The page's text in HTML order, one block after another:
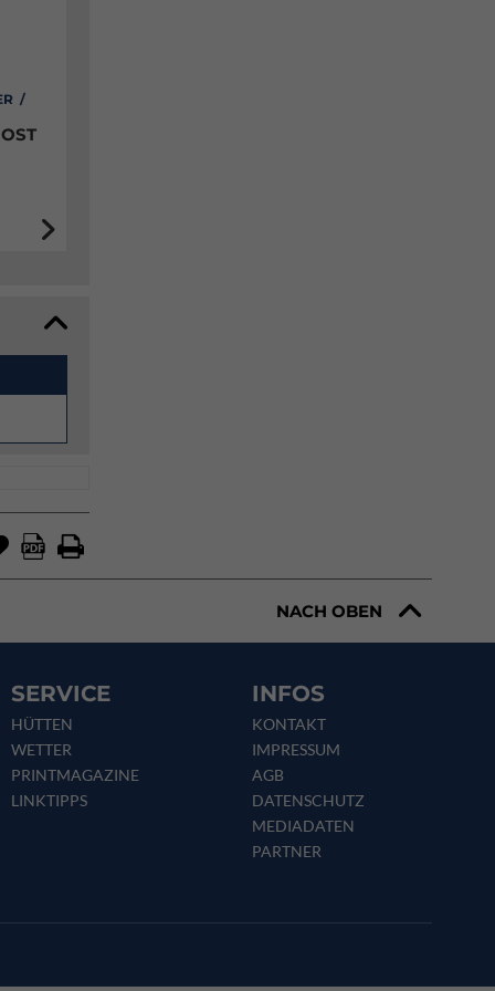
/
NACH OBEN
SERVICE
HÜTTEN
WETTER
PRINTMAGAZINE
LINKTIPPS
INFOS
KONTAKT
IMPRESSUM
AGB
DATENSCHUTZ
MEDIADATEN
PARTNER